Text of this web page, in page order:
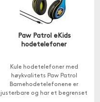
Paw Patrol eKids
hodetelefoner
Kule hodetelefoner med
høykvalitets Paw Patrol
Barnehodetelefonene er
justerbare og har et begrenset